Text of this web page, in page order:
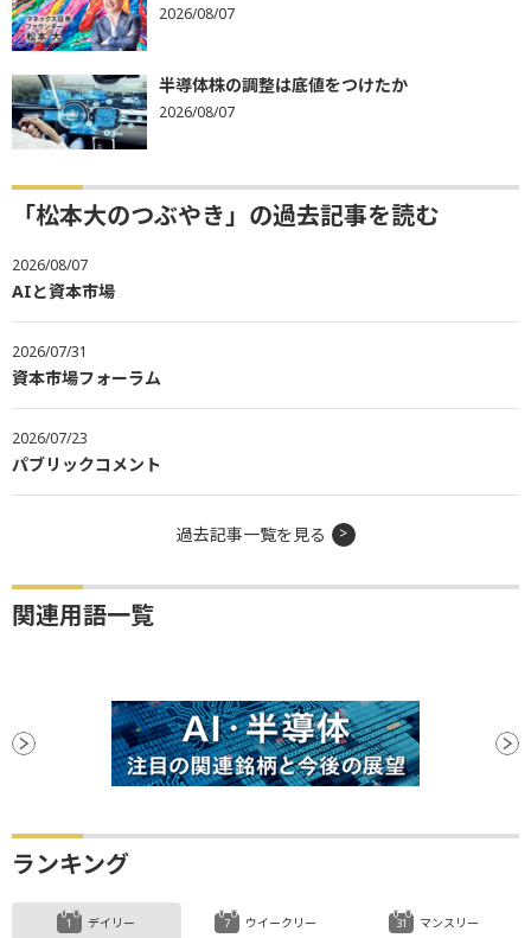
2026/08/07
半導体株の調整は底値をつけたか
2026/08/07
「松本大のつぶやき」の過去記事を読む
2026/08/07
AIと資本市場
2026/07/31
資本市場フォーラム
2026/07/23
パブリックコメント
過去記事一覧を見る
関連用語一覧
ランキング
デイリー ウイークリー マンスリー